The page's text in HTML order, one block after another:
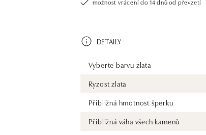
možnost vrácení do 14 dnů od převzetí
DETAILY
Vyberte barvu zlata
Ryzost zlata
Přibližná hmotnost šperku
Přibližná váha všech kamenů